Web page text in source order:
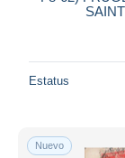
Cerrando
Sólo con
Envío gratis
Estatus
Nuevo